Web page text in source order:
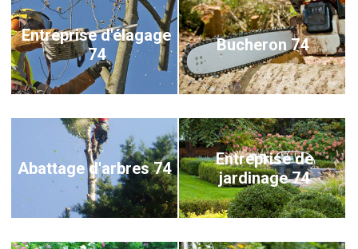
Entreprise d'élagage
74
Bucheron 74
Abattage d'arbres 74
Entreprise de
jardinage 74